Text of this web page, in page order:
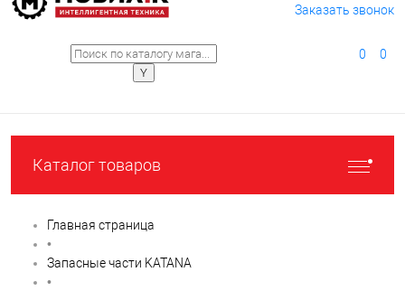
Заказать звонок
0 0
Каталог товаров
Главная страница
•
Запасные части KATANA
•